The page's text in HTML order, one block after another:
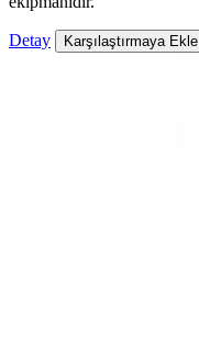
Detay Karşılaştırmaya Ekle